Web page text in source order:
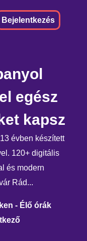
Bejelentkezés
egész
kapsz
évben készített
120+ digitális
és modern
Rád...
- Élő órák